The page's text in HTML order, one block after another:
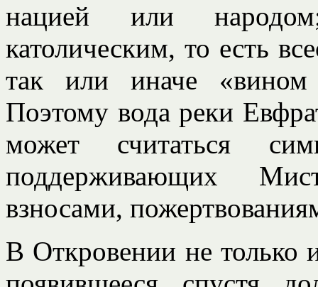
нацией или
католическим, то есть
так или иначе «вином
Поэтому вода реки
может считаться
поддерживающих
взносами,
В Откровении не только